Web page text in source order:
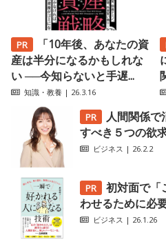
「10年後、あなたの資
産は半分になるかもしれな
い ──今知らないと手遅...
知識・教養 | 26.3.16
人間関係で
すべき５つの欲
ビジネス | 26.2.2
初対面で「
わせるために必
ビジネス | 26.1.26